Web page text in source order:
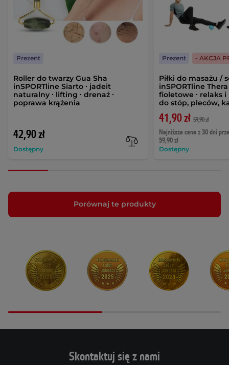
Roller do twarzy Gua Sha
inSPORTline Siarto ∙ jadeit
naturalny ∙ lifting ∙ drenaż ∙
poprawa krążenia
42,90 zł
Dostępny
Prezent
Piłki do masażu /
inSPORTline Thera
fioletowe ∙ relaks i
do stóp, pleców,
41,90 zł 59,90 zł
Najniższa cena z 30 dni
59,90 zł
Dostępny
Prezent - AKCJA
Porównaj te produkty
Skontaktuj się z nami